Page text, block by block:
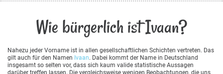
Wie bürgerlich ist Ivaan?
Nahezu jeder Vorname ist in allen gesellschaftlichen Schichten vertreten. Das
gilt auch für den Namen Ivaan. Dabei kommt der Name in Deutschland
insgesamt so selten vor, dass sich kaum valide statistische Aussagen